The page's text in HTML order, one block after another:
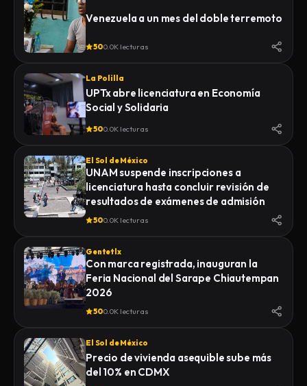
Venezuela a un mes del doble terremoto
500.0K lecturas
La Polilla
UPTx abre licenciatura en Economía
Social y Solidaria
500.0K lecturas
El Sol de México
UNAM suspende inscripciones a
licenciatura hasta concluir revisión de
resultados de exámenes de admisión
500.0K lecturas
Gentetlx
Con marca registrada, inauguran la
Feria Nacional del Sarape Chiautempan
2026
500.0K lecturas
El Sol de México
Precio de vivienda asequible sube más
del 10% en CDMX